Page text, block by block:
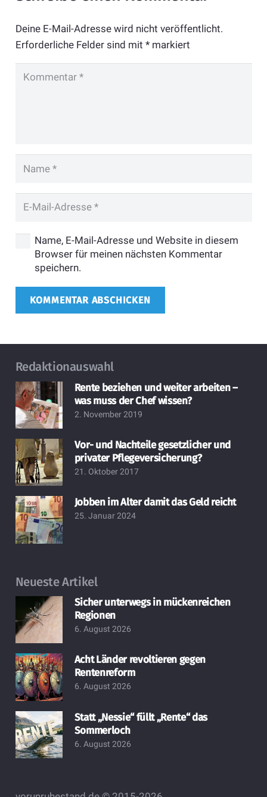
Deine E-Mail-Adresse wird nicht veröffentlicht.
Erforderliche Felder sind mit *markiert
Name, E-Mail-Adresse und Website in diesem
Browser für meinen nächsten Kommentar
speichern.
KOMMENTAR ABSCHICKEN
Redaktionauswahl
Rente beziehen und weiter arbeiten –
was muss der Chef wissen?
2. November 2019
Vor- und Nachteile gesetzlicher und
privater Pflegeversicherung?
21. Oktober 2017
Jobben im Alter damit das Geld reicht
25. Januar 2024
Neueste Artikel
Sicher unterwegs in mückenreichen
Regionen
6. August 2026
Acht Länder revoltieren gegen
Rentenreform
6. August 2026
Statt „Nessie“ füllt „Rente“ das
Sommerloch
6. August 2026